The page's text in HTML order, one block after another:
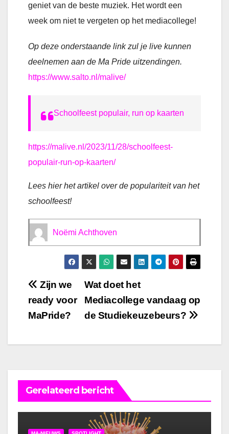
geniet van de beste muziek. Het wordt een
week om niet te vergeten op het mediacollege!
Op deze onderstaande link zul je live kunnen
deelnemen aan de Ma Pride uitzendingen.
https://www.salto.nl/malive/
Schoolfeest populair, run op kaarten
https://malive.nl/2023/11/28/schoolfeest-
populair-run-op-kaarten/
Lees hier het artikel over de populariteit van het
schoolfeest!
Noëmi Achthoven
Bericht
navigatie
Wat doet het
Mediacollege vandaag op
de Studiekeuzebeurs?
Zijn we
ready voor
MaPride?
Gerelateerd bericht